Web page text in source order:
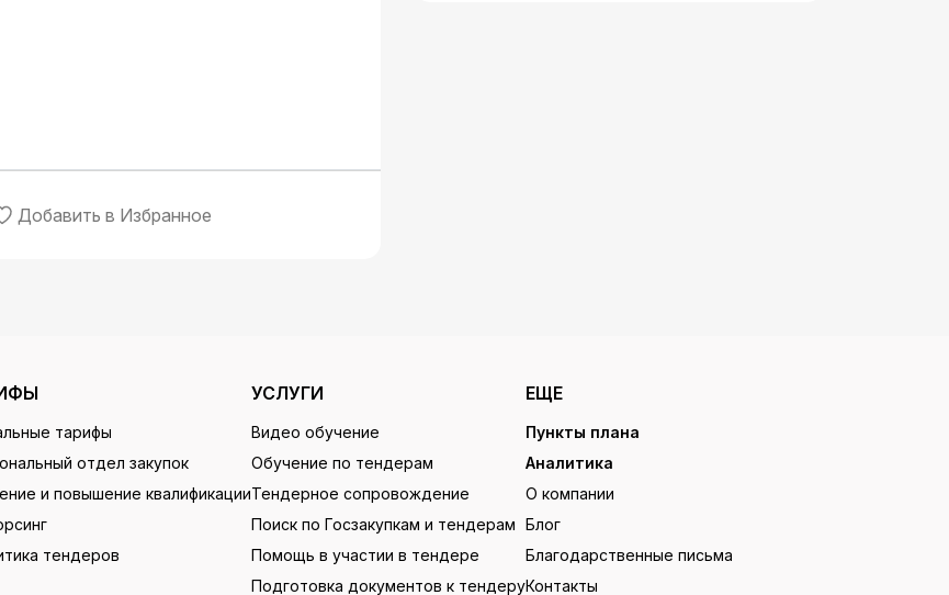
Добавить в Избранное
тарифы
отдел закупок
и повышение квалификации
тендеров
УСЛУГИ
Видео обучение
Обучение по тендерам
Тендерное сопровождение
Поиск по Госзакупкам и тендерам
Помощь в участии в тендере
Подготовка документов к тендеру
ЕЩЕ
Пункты плана
Аналитика
О компании
Блог
Благодарственные письма
Контакты